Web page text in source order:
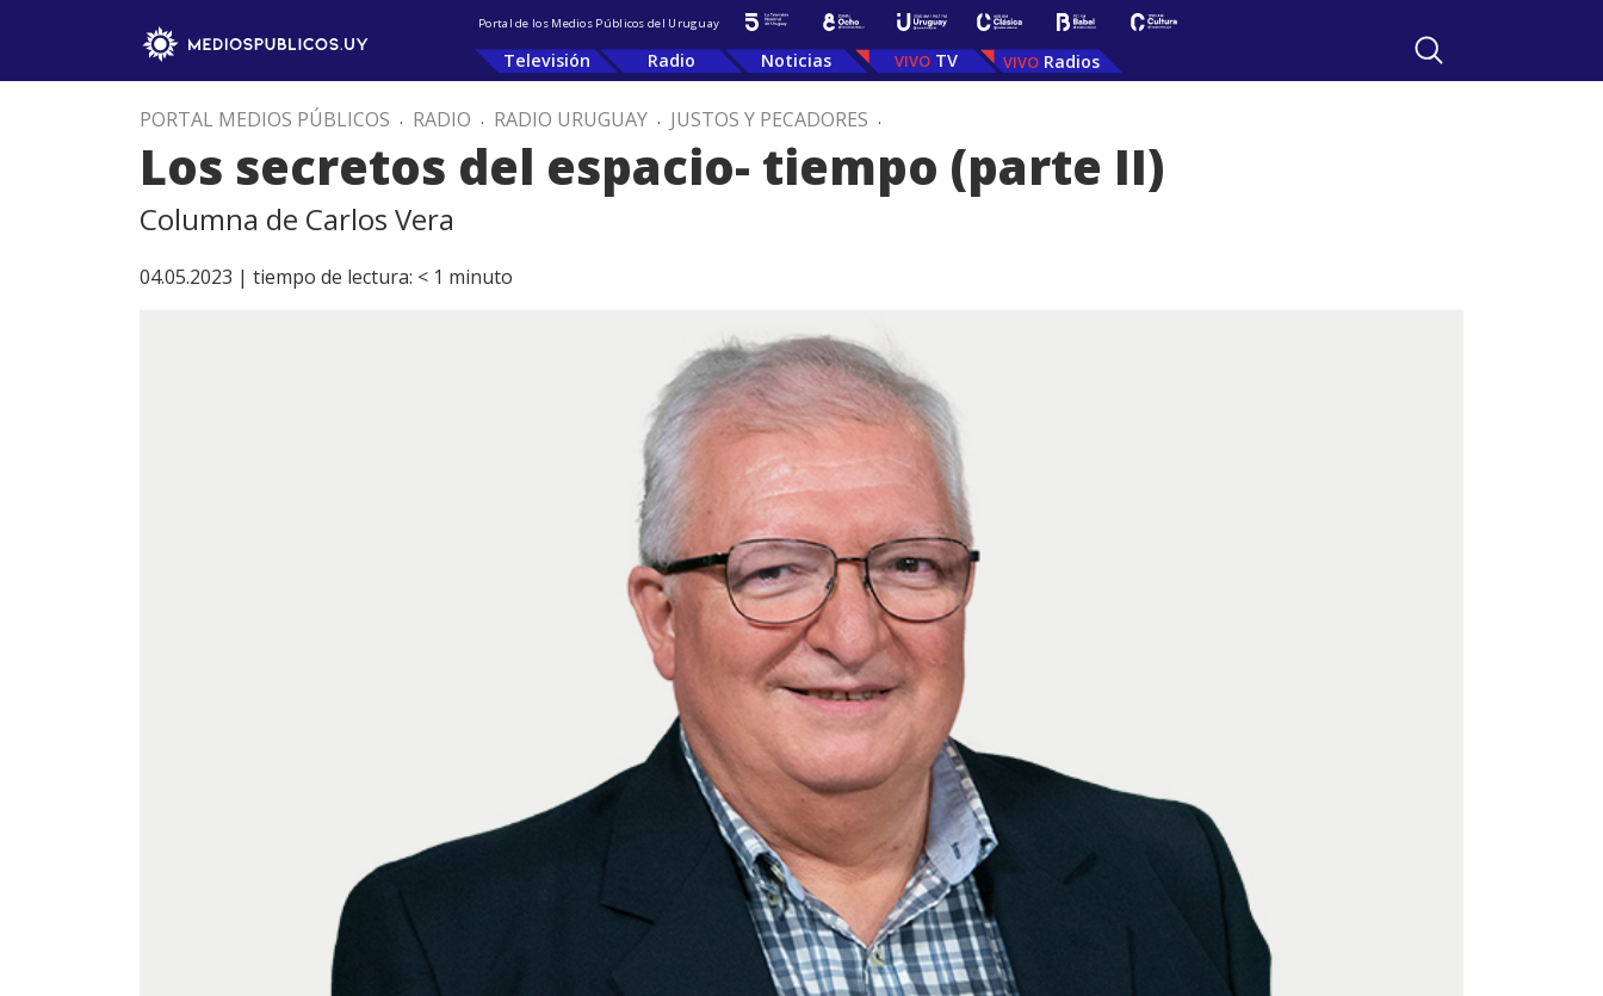
Portal de los Medios Públicos del Uruguay
Televisión Radio Noticias TV Radios
PORTAL MEDIOS PÚBLICOS . RADIO . RADIO URUGUAY . JUSTOS Y PECADORES .
Los secretos del espacio- tiempo (parte II)
Columna de Carlos Vera
04.05.2023 | tiempo de lectura: < 1 minuto